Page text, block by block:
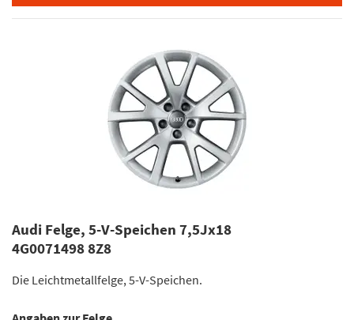
Audi Felge, 5-V-Speichen 7,5Jx18
4G0071498 8Z8
Die Leichtmetallfelge, 5-V-Speichen.